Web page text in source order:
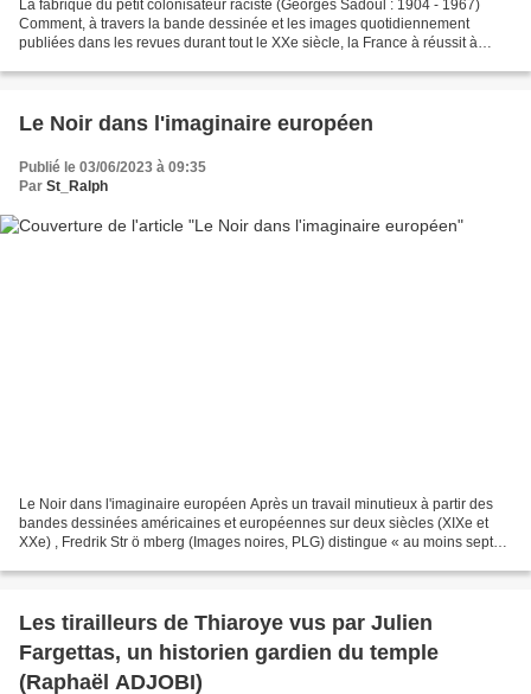
La fabrique du petit colonisateur raciste (Georges Sadoul : 1904 - 1967)
Comment, à travers la bande dessinée et les images quotidiennement
publiées dans les revues durant tout le XXe siècle, la France à réussit à
Le Noir dans l'imaginaire européen
Publié le 03/06/2023 à 09:35
Par St_Ralph
Le Noir dans l'imaginaire européen Après un travail minutieux à partir des
bandes dessinées américaines et européennes sur deux siècles (XIXe et
XXe) , Fredrik Str ö mberg (Images noires, PLG) distingue « au moins sept
Les tirailleurs de Thiaroye vus par Julien
Fargettas, un historien gardien du temple
(Raphaël ADJOBI)